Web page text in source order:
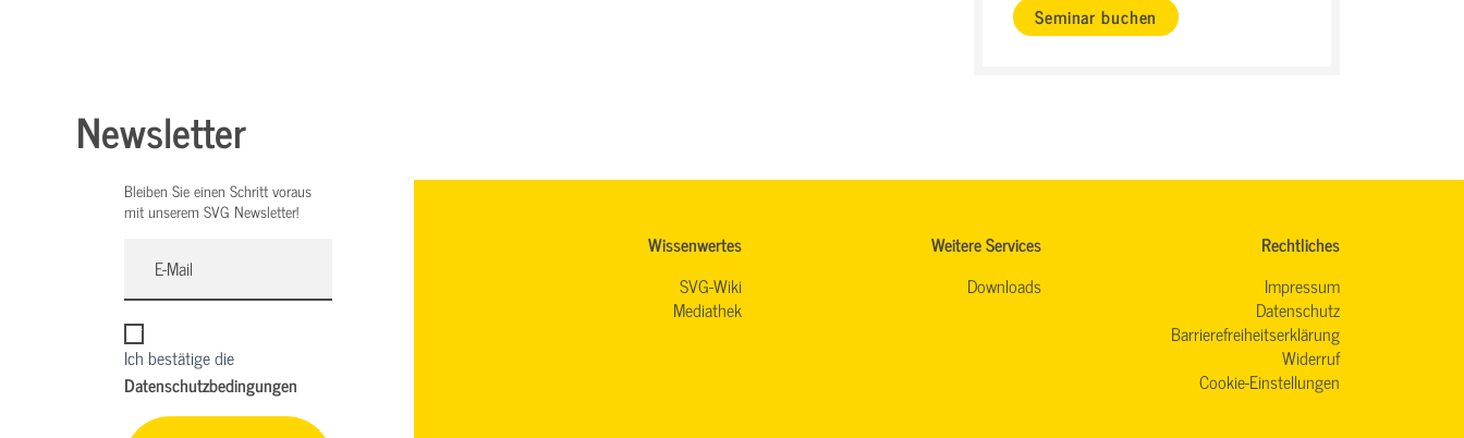
Seminar buchen
Newsletter
Bleiben Sie einen Schritt voraus
mit unserem SVG Newsletter!
Ich bestätige die
Datenschutzbedingungen
Wissenwertes
SVG-Wiki
Mediathek
Weitere Services
Downloads
Rechtliches
Impressum
Datenschutz
Barrierefreiheitserklärung
Widerruf
Cookie-Einstellungen